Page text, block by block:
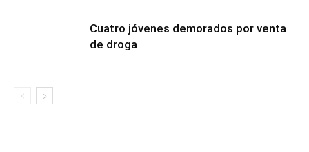
Cuatro jóvenes demorados por venta
de droga